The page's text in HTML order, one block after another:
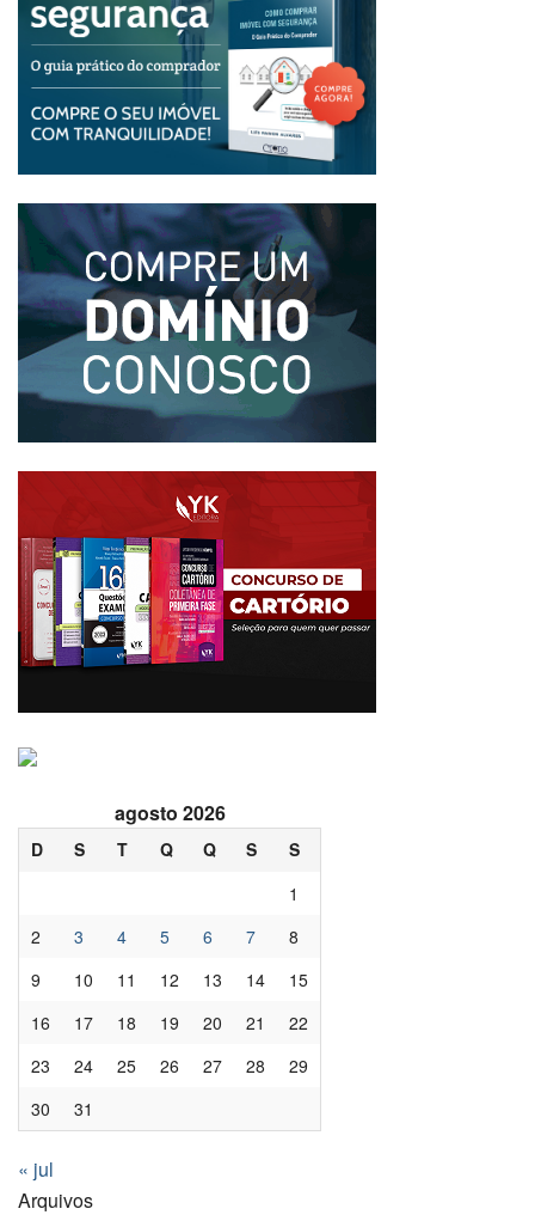
agosto 2026
D S T Q Q S
S
1
2
3 4 5 6 7
8
9
10 11 12 13 14
15
16
17 18 19 20 21
22
23
24 25 26 27 28
29
30
31
« jul
Arquivos